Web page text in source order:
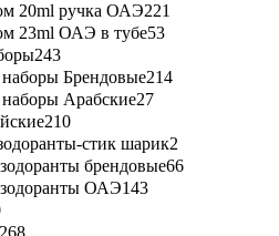
20ml ручка ОАЭ221
23ml ОАЭ в тубе53
243
Брендовые214
Арабские27
210
стик шарик2
брендовые66
ОАЭ143